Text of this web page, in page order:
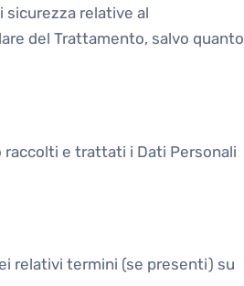
relative al
del Trattamento, salvo quanto
e trattati i Dati Personali
relativi termini (se presenti) su